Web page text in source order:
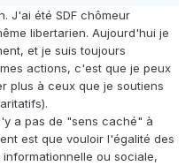
J'ai été SDF chômeur
libertarien. Aujourd'hui je
et je suis toujours
actions, c'est que je peux
plus à ceux que je soutiens
a pas de "sens caché" à
est que vouloir l'égalité des
ou sociale,